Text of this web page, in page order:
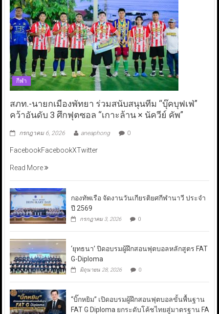
กีฬา
สภท.-นายกเมืองพัทยา ร่วมสนับสนุนทีม “บุ๊คบุฟเฟ่”
คว้าอันดับ 3 ศึกฟุตซอล “เกาะล้าน × นัควีย์ คัพ”
กรกฎาคม 6, 2026 aneaphong 0
FacebookFacebookXTwitter
Read More
กองทัพเรือ จัดงานวันเกียรติยศกีฬานาวี ประจำ
ปี 2569
กรกฎาคม 3, 2026 0
‘ยุทธนา’ ปิดอบรมผู้ฝึกสอนฟุตบอลหลักสูตร FAT
G-Diploma
มิถุนายน 28, 2026 0
“บิ๊กหยิม” เปิดอบรมผู้ฝึกสอนฟุตบอลขั้นพื้นฐาน
FAT G Diploma ยกระดับโค้ชไทยสู่มาตรฐาน FA